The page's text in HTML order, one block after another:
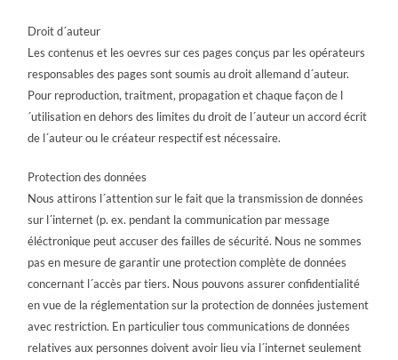
Droit d´auteur
Les contenus et les oevres sur ces pages conçus par les opérateurs
responsables des pages sont soumis au droit allemand d´auteur.
Pour reproduction, traitment, propagation et chaque façon de l
´utilisation en dehors des limites du droit de l´auteur un accord écrit
de l´auteur ou le créateur respectif est nécessaire.
Protection des données
Nous attirons l´attention sur le fait que la transmission de données
sur l´internet (p. ex. pendant la communication par message
éléctronique peut accuser des failles de sécurité. Nous ne sommes
pas en mesure de garantir une protection complète de données
concernant l´accès par tiers. Nous pouvons assurer confidentialité
en vue de la réglementation sur la protection de données justement
avec restriction. En particulier tous communications de données
relatives aux personnes doivent avoir lieu via l´internet seulement